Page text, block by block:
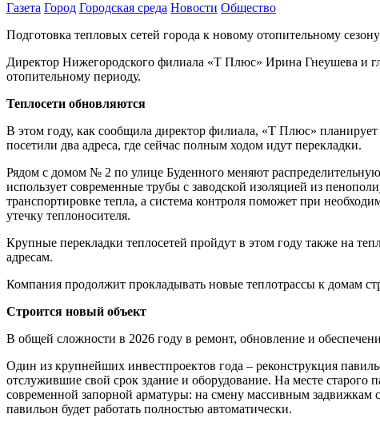
Газета Город Городская среда Новости Общество
Подготовка тепловых сетей города к новому отопительному
Директор Нижегородского филиала «Т Плюс» Ирина Гнеушева и
отопительному периоду.
Теплосети обновляются
В этом году, как сообщила директор филиала, «Т Плюс»
посетили два адреса, где сейчас полным ходом идут перекладки.
Рядом с домом № 2 по улице Буденного меняют
использует современные трубы с заводской изоляцией из
транспортировке тепла, а система контроля поможет при
утечку теплоносителя.
Крупные перекладки теплосетей пройдут в этом году также на
адресам.
Компания продолжит прокладывать новые теплотрассы к домам
Строится новый объект
В общей сложности в 2026 году в ремонт, обновление и
Один из крупнейших инвестпроектов года – реконструкция
отслужившие свой срок здание и оборудование. На месте старого
современной запорной арматуры: на смену массивным задвижкам
павильон будет работать полностью автоматически.